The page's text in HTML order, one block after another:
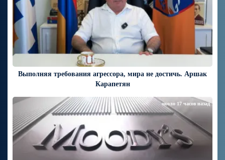
Выполняя требования агрессора, мира не достичь. Аршак
Карапетян
около 17 часов назад